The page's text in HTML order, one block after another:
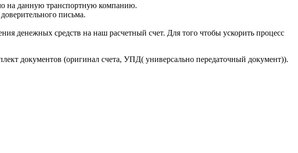
на данную транспортную компанию.
письма.
денежных средств на наш расчетный счет. Для того чтобы ускорить процесс
документов (оригинал счета, УПД( универсально передаточный документ)).